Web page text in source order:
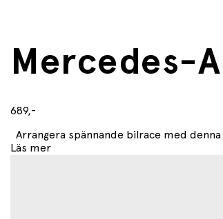
Mercedes-
689,-
Arrangera spännande bilrace med
Läs mer